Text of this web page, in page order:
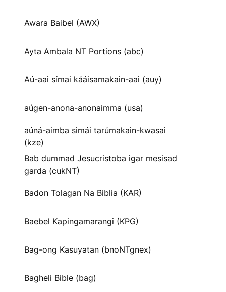
Awara Baibel (AWX)
Ayta Ambala NT Portions (abc)
Aú-aai símai kááisamakain-aai (auy)
aúgen-anona-anonaimma (usa)
aúná-aimba simái tarúmakain-kwasai
(kze)
Bab dummad Jesucristoba igar mesisad
garda (cukNT)
Badon Tolagan Na Biblia (KAR)
Baebel Kapingamarangi (KPG)
Bag-ong Kasuyatan (bnoNTgnex)
Bagheli Bible (bag)